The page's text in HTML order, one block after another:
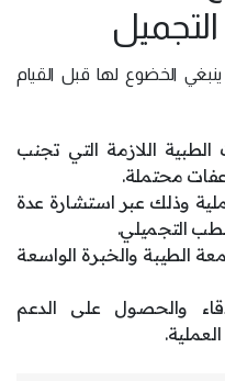
الخضوع لها قبل القيام
الطبية اللازمة التي تجنب
محتملة.
وذلك عبر استشارة عدة
التجميلي.
الطيبة والخبرة الواسعة
والحصول على الدعم